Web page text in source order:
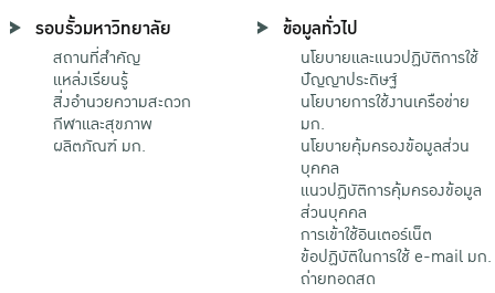
รอบรั้วมหาวิทยาลัย
สถานที่สำคัญ
แหล่งเรียนรู้
สิ่งอำนวยความสะดวก
กีฬาและสุขภาพ
ผลิตภัณฑ์ มก.
ข้อมูลทั่วไป
นโยบายและแนวปฏิบัติการใช้
ปัญญาประดิษฐ์
นโยบายการใช้งานเครือข่าย
มก.
นโยบายคุ้มครองข้อมูลส่วน
บุคคล
แนวปฏิบัติการคุ้มครองข้อมูล
ส่วนบุคคล
การเข้าใช้อินเตอร์เน็ต
ข้อปฏิบัติในการใช้ e-mail มก.
ถ่ายทอดสด